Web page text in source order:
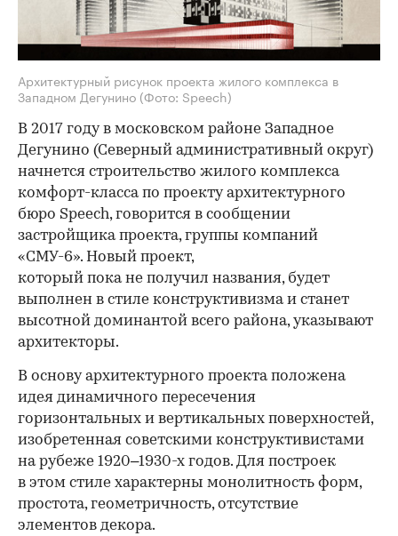
Архитектурный рисунок проекта жилого комплекса в
Западном Дегунино(Фото: Speech)
В 2017 году в московском районе Западное
Дегунино (Северный административный округ)
начнется строительство жилого комплекса
комфорт-класса по проекту архитектурного
бюро Speech, говорится в сообщении
застройщика проекта, группы компаний
«СМУ-6». Новый проект,
который пока не получил названия, будет
выполнен в стиле конструктивизма и станет
высотной доминантой всего района, указывают
архитекторы.
В основу архитектурного проекта положена
идея динамичного пересечения
горизонтальных и вертикальных поверхностей,
изобретенная советскими конструктивистами
на рубеже 1920–1930-х годов. Для построек
в этом стиле характерны монолитность форм,
простота, геометричность, отсутствие
элементов декора.